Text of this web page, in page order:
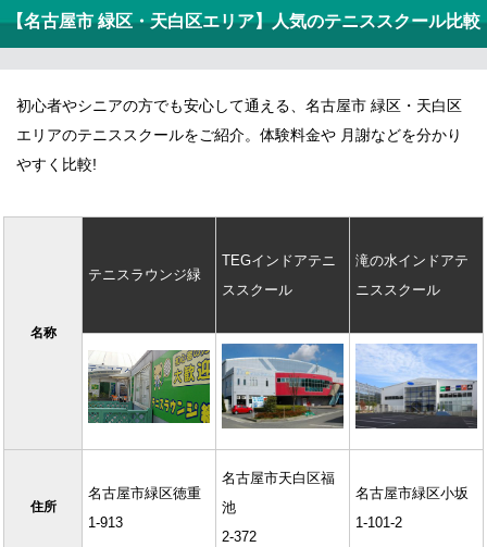
【名古屋市 緑区・天白区エリア】人気のテニススクール比較
初心者やシニアの方でも安心して通える、名古屋市 緑区・天白区
エリアのテニススクールをご紹介。体験料金や 月謝などを分かり
やすく比較!
名称
テニスラウンジ緑
TEGインドアテニ
ススクール
滝の水インドアテ
ニススクール
住所
名古屋市緑区徳重
1-913
名古屋市天白区福
池
2-372
名古屋市緑区小坂
1-101-2